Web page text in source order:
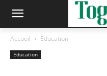
Accueil Education
Education